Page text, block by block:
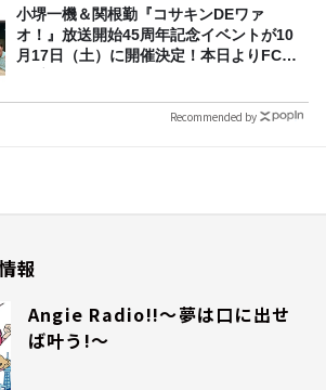
小堺一機＆関根勤『コサキンDEワァ
オ！』放送開始45周年記念イベントが10
月17日（土）に開催決定！本日よりFC先
Recommended by
報
Angie Radio!!～夢は口に出せ
ば叶う!～